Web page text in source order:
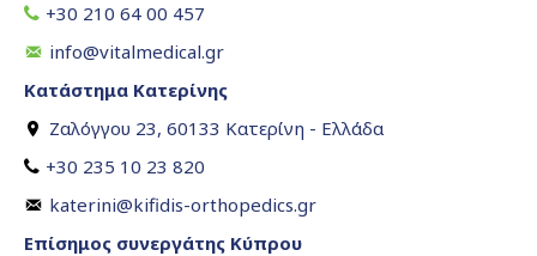
+30 210 64 00 457
info@vitalmedical.gr
Κατάστημα Κατερίνης
Ζαλόγγου 23, 60133 Κατερίνη - Ελλάδα
+30 235 10 23 820
katerini@kifidis-orthopedics.gr
Επίσημος συνεργάτης Κύπρου